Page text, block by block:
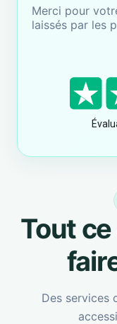
Merci pour
laissés par les
Tout ce
Des services